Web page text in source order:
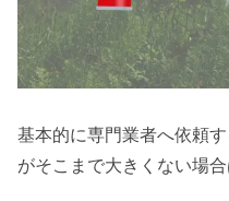
基本的に専門業者へ依頼
がそこまで大きくない場